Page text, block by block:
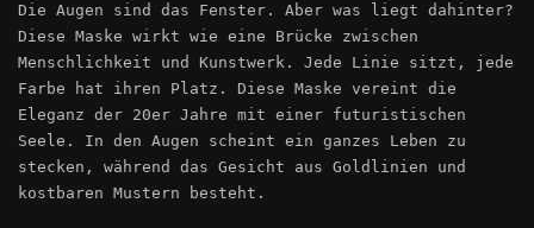
Die Augen sind das Fenster. Aber was liegt dahinter?
Diese Maske wirkt wie eine Brücke zwischen
Menschlichkeit und Kunstwerk. Jede Linie sitzt, jede
Farbe hat ihren Platz. Diese Maske vereint die
Eleganz der 20er Jahre mit einer futuristischen
Seele. In den Augen scheint ein ganzes Leben zu
stecken, während das Gesicht aus Goldlinien und
kostbaren Mustern besteht.